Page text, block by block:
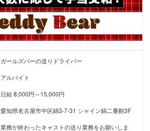
ガールズバーの送りドライバー
アルバイト
日給 8,000円～15,000円
愛知県名古屋市中区錦3-7-31 シャイン錦二番館3F
業務が終わったキャストの送り業務をお願いしま